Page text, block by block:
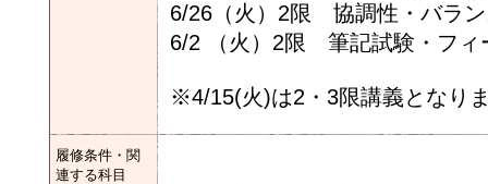
6/26（火）2限 協調性・バラ
6/2 （火）2限 筆記試験・フィ
※4/15(火)は2・3限講義となり
履修条件・関
連する科目